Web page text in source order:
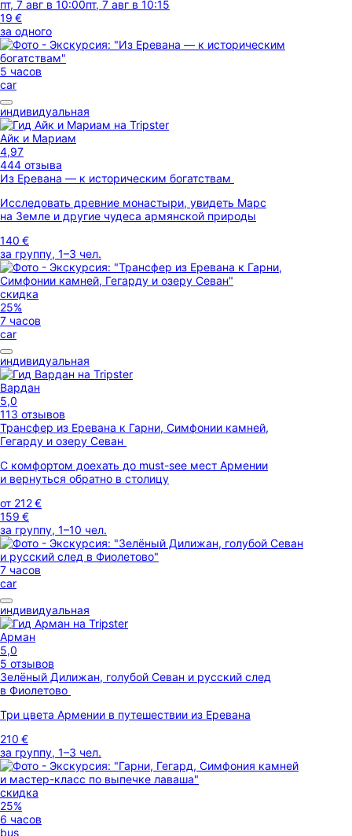
пт, 7 авг в 10:00пт, 7 авг в 10:15
19 €
за одного
5 часов
car
индивидуальная
Айк и Мариам
4,97
444 отзыва
Из Еревана — к историческим богатствам
Исследовать древние монастыри, увидеть Марс
на Земле и другие чудеса армянской природы
140 €
за группу, 1–3 чел.
скидка
25%
7 часов
car
индивидуальная
Вардан
5,0
113 отзывов
Трансфер из Еревана к Гарни, Симфонии камней,
Гегарду и озеру Севан
С комфортом доехать до must-see мест Армении
и вернуться обратно в столицу
от 212 €
159 €
за группу, 1–10 чел.
7 часов
car
индивидуальная
Арман
5,0
5 отзывов
Зелёный Дилижан, голубой Севан и русский след
в Фиолетово
Три цвета Армении в путешествии из Еревана
210 €
за группу, 1–3 чел.
скидка
25%
6 часов
bus